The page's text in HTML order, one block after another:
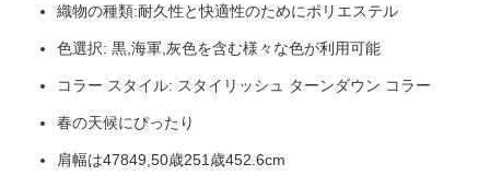
織物の種類:耐久性と快適性のためにポリエステル
色選択: 黒,海軍,灰色を含む様々な色が利用可能
コラー スタイル: スタイリッシュ ターンダウン コラー
春の天候にぴったり
肩幅は47849,50歳251歳452.6cm